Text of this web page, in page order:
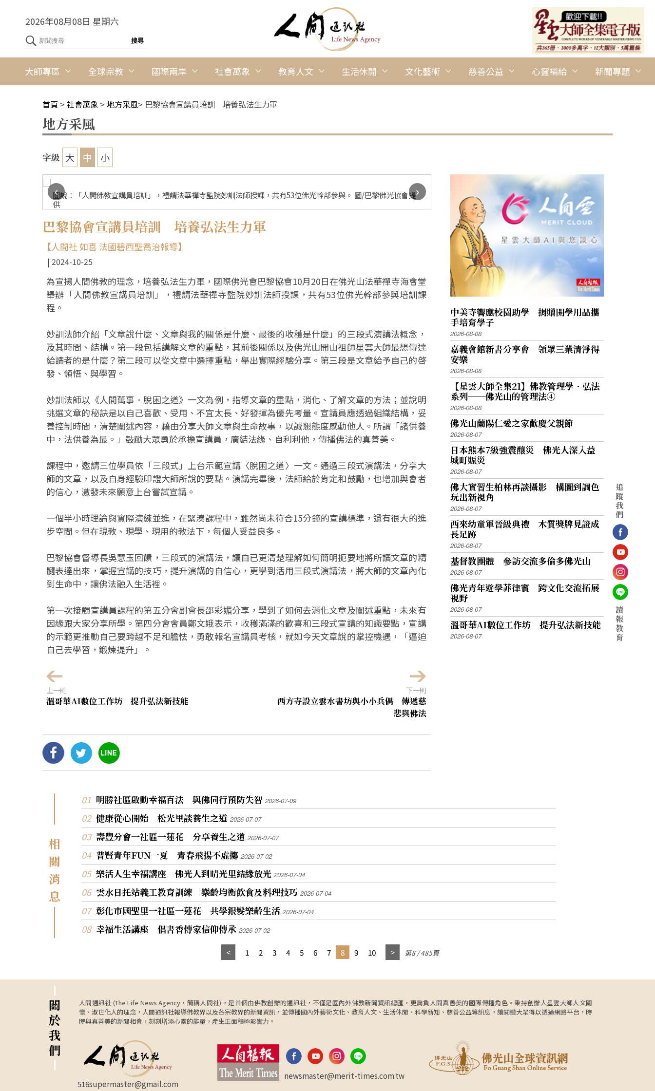
2026年08月08日 星期六
大師專區 全球宗教 國際兩岸 社會萬象 教育人文 生活休閒 文化藝術 慈善公益 心靈補給 新聞專題
首頁 > 社會萬象 > 地方采風> 巴黎協會宣講員培訓 培養弘法生力軍
地方采風
字級 大 中 小
圖說：「人間佛教宣講員培訓」，禮請法華禪寺監院妙訓法師授課，共有53位佛光幹部參與。 圖/巴黎佛光協會提
供
圖說：妙訓法師介紹三段式演講法。 圖/巴黎佛光協會提供
‹
›
巴黎協會宣講員培訓 培養弘法生力軍
【人間社 如喜 法國碧西聖喬治報導】
2024-10-25
為宣揚人間佛教的理念，培養弘法生力軍，國際佛光會巴黎協會10月20日在佛光山法華禪寺海會堂
舉辦「人間佛教宣講員培訓」，禮請法華禪寺監院妙訓法師授課，共有53位佛光幹部參與培訓課
程。
妙訓法師介紹「文章說什麼、文章與我的關係是什麼、最後的收穫是什麼」的三段式演講法概念，
及其時間、結構。第一段包括講解文章的重點，其前後關係以及佛光山開山祖師星雲大師最想傳達
給讀者的是什麼？第二段可以從文章中選擇重點，舉出實際經驗分享。第三段是文章給予自己的啓
發、領悟、與學習。
妙訓法師以《人間萬事．脫困之道》一文為例，指導文章的重點，消化、了解文章的方法；並說明
挑選文章的秘訣是以自己喜歡、受用、不宜太長、好發揮為優先考量。宣講員應透過組織結構，妥
善控制時間，清楚闡述內容，藉由分享大師文章與生命故事，以誠懇態度感動他人。所謂「諸供養
中，法供養為最。」鼓勵大眾勇於承擔宣講員，廣結法緣、自利利他，傳播佛法的真善美。
課程中，邀請三位學員依「三段式」上台示範宣講〈脫困之道〉一文。通過三段式演講法，分享大
師的文章，以及自身經驗印證大師所說的要點。演講完畢後，法師給於肯定和鼓勵，也增加與會者
的信心，激發未來願意上台嘗試宣講。
一個半小時理論與實際演練並進，在緊湊課程中，雖然尚未符合15分鐘的宣講標準，還有很大的進
步空間。但在現教、現學、現用的教法下，每個人受益良多。
巴黎協會督導長吳慧玉回饋，三段式的演講法，讓自已更清楚理解如何簡明扼要地將所讀文章的精
髓表達出來，掌握宣講的技巧，提升演講的自信心，更學到活用三段式演講法，將大師的文章內化
到生命中，讓佛法融入生活裡。
第一次接觸宣講員課程的第五分會副會長邵彩媚分享，學到了如何去消化文章及闡述重點，未來有
因緣跟大家分享所學。第四分會會員鄭文娥表示，收穫滿滿的歡喜和三段式宣講的知識要點，宣講
的示範更推動自己要跨越不足和膽怯，勇敢報名宣講員考核，就如今天文章說的掌控機遇，「逼迫
自己去學習，鍛煉提升」。
上一則
溫哥華AI數位工作坊 提升弘法新技能
下一則
西方寺設立雲水書坊與小小兵偶 傳遞慈
悲與佛法
中美寺響應校園助學 捐贈開學用品攜
手培育學子
2026-08-08
嘉義會館新書分享會 領眾三業清淨得
安樂
2026-08-08
【星雲大師全集21】佛教管理學．弘法
系列──佛光山的管理法④
2026-08-08
佛光山蘭陽仁愛之家歡慶父親節
2026-08-07
日本熊本7級強震釀災 佛光人深入益
城町賑災
2026-08-07
佛大實習生柏林再談攝影 構圖到調色
玩出新視角
2026-08-07
西來幼童軍晉級典禮 木質獎牌見證成
長足跡
2026-08-07
基督教團體 參訪交流多倫多佛光山
2026-08-07
佛光青年遊學菲律賓 跨文化交流拓展
視野
2026-08-07
溫哥華AI數位工作坊 提升弘法新技能
2026-08-07
相
關
消
息
明勝社區啟動幸福百法 與佛同行預防失智 2026-07-09
健康從心開始 松光里談養生之道 2026-07-07
壽豐分會一社區一蓮花 分享養生之道 2026-07-07
普賢青年FUN一夏 青春飛揚不虛擲 2026-07-02
樂活人生幸福講座 佛光人到晴光里結緣放光 2026-07-04
雲水日托站義工教育訓練 樂齡均衡飲食及料理技巧 2026-07-04
彰化市國聖里一社區一蓮花 共學銀髮樂齡生活 2026-07-04
幸福生活講座 倡書香傳家信仰傳承 2026-07-02
1 2 3 4 5 6 7 8 9 10 第8 / 485頁
關
於
我
們
人間通訊社 (The Life News Agency，簡稱人間社)，是首個由佛教創辦的通訊社，不僅是國內外佛教新聞資訊總匯，更肩負人間真善美的國際傳播角色。秉持創辦人星雲大師人文關
懷、淑世化人的理念，人間通訊社報導佛教界以及各宗教界的新聞資訊，並傳播國內外藝術文化、教育人文、生活休閒、科學新知、慈善公益等訊息，讓閱聽大眾得以透過網路平台，時
時與真善美的新聞相會，刻刻增添心靈的能量，產生正面積極影響力。
516supermaster@gmail.com
newsmaster@merit-times.com.tw
追
蹤
我
們
讀
報
教
育